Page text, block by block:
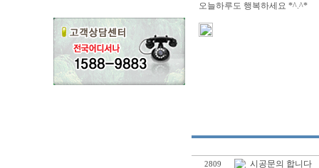
오늘하루도 행복하세요 *^.^*
2809 시공문의 합니다